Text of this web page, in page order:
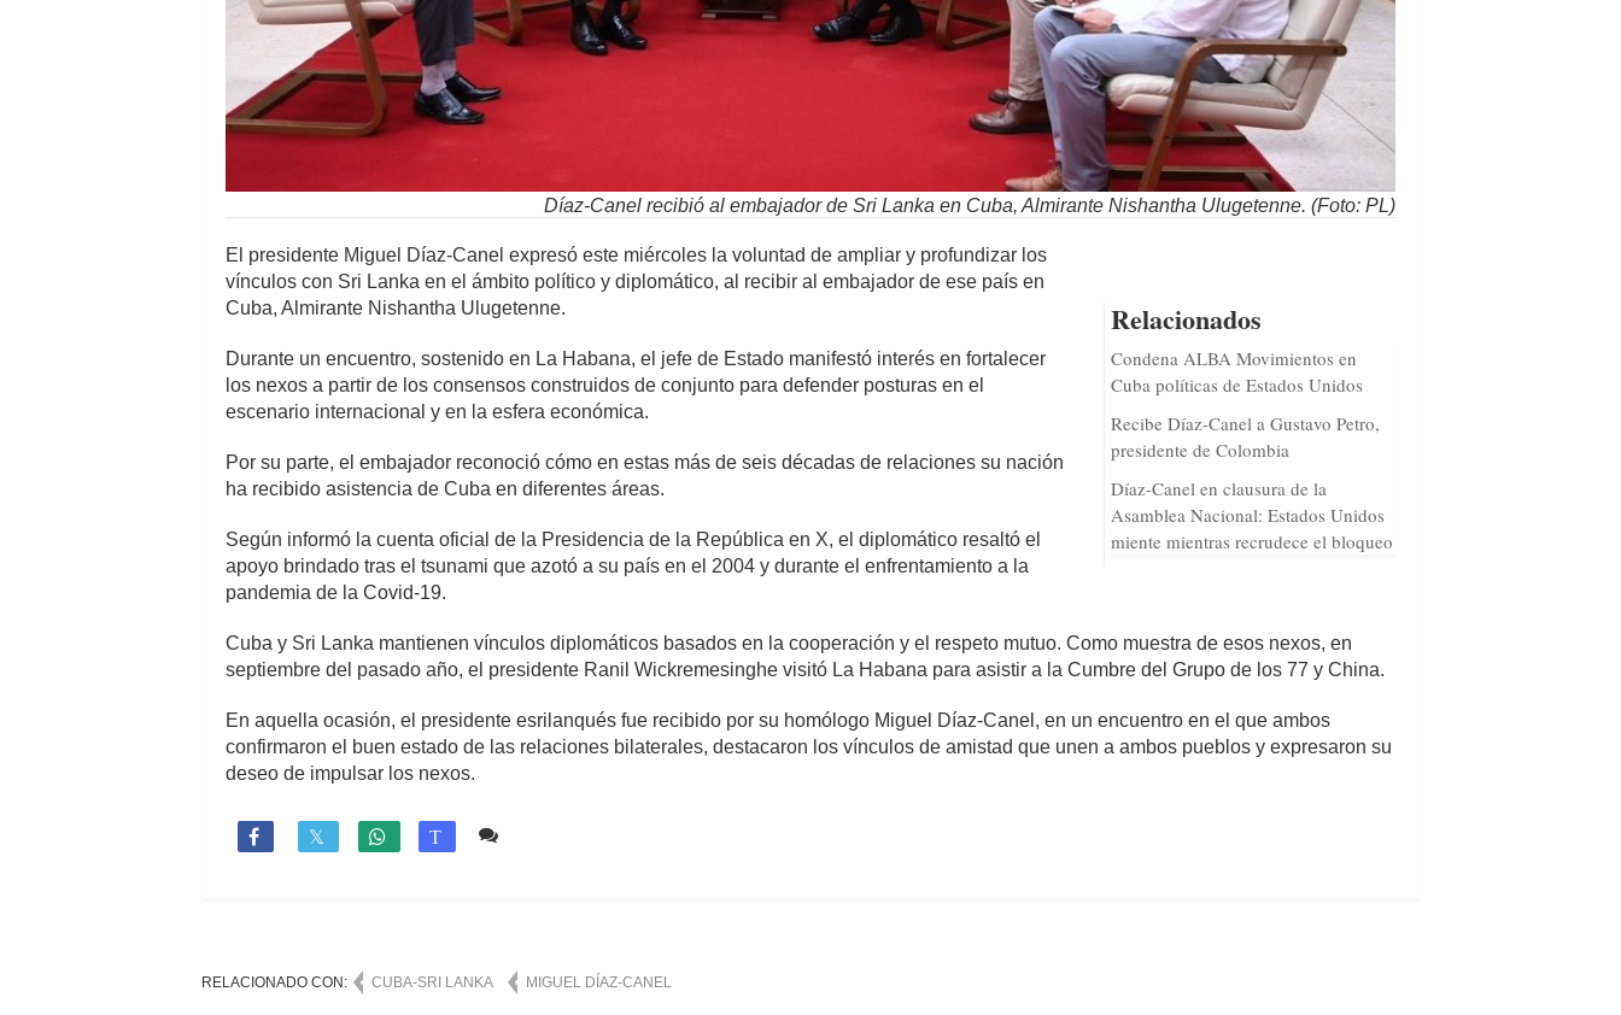
Díaz-Canel recibió al embajador de Sri Lanka en Cuba, Almirante Nishantha Ulugetenne. (Foto: PL)
Relacionados
Condena ALBA Movimientos en
Cuba políticas de Estados Unidos
Recibe Díaz-Canel a Gustavo Petro,
presidente de Colombia
Díaz-Canel en clausura de la
Asamblea Nacional: Estados Unidos
miente mientras recrudece el bloqueo
El presidente Miguel Díaz-Canel expresó este miércoles la voluntad de ampliar y profundizar los
vínculos con Sri Lanka en el ámbito político y diplomático, al recibir al embajador de ese país en
Cuba, Almirante Nishantha Ulugetenne.
Durante un encuentro, sostenido en La Habana, el jefe de Estado manifestó interés en fortalecer
los nexos a partir de los consensos construidos de conjunto para defender posturas en el
escenario internacional y en la esfera económica.
Por su parte, el embajador reconoció cómo en estas más de seis décadas de relaciones su nación
ha recibido asistencia de Cuba en diferentes áreas.
Según informó la cuenta oficial de la Presidencia de la República en X, el diplomático resaltó el
apoyo brindado tras el tsunami que azotó a su país en el 2004 y durante el enfrentamiento a la
pandemia de la Covid-19.
Cuba y Sri Lanka mantienen vínculos diplomáticos basados en la cooperación y el respeto mutuo. Como muestra de esos nexos, en
septiembre del pasado año, el presidente Ranil Wickremesinghe visitó La Habana para asistir a la Cumbre del Grupo de los 77 y China.
En aquella ocasión, el presidente esrilanqués fue recibido por su homólogo Miguel Díaz-Canel, en un encuentro en el que ambos
confirmaron el buen estado de las relaciones bilaterales, destacaron los vínculos de amistad que unen a ambos pueblos y expresaron su
deseo de impulsar los nexos.
 T
RELACIONADO CON: CUBA-SRI LANKA MIGUEL DÍAZ-CANEL